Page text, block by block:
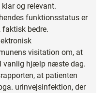
og relevant.
funktionsstatus er
bedre.
visitation om, at
vanlig hjælp næste dag.
at patienten
urinvejsinfektion, der